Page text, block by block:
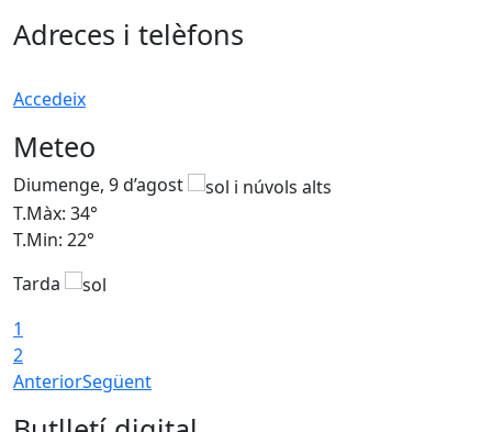
Adreces i telèfons
Accedeix
Meteo
Diumenge, 9 d’agost
T.Màx: 34°
T.Min: 22°
Tarda
1
2
AnteriorSegüent